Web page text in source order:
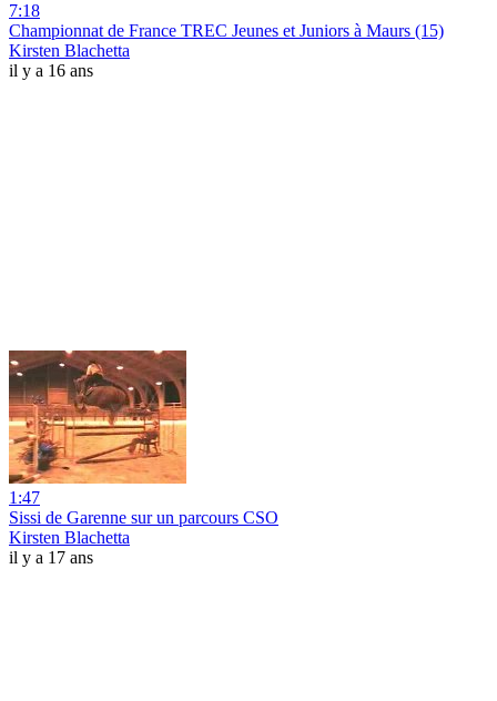
7:18
Championnat de France TREC Jeunes et Juniors à Maurs (15)
Kirsten Blachetta
il y a 16 ans
1:47
Sissi de Garenne sur un parcours CSO
Kirsten Blachetta
il y a 17 ans